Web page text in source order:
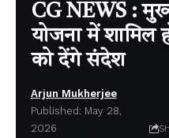
CG NEWS :
योजना में शामिल
को देंगे संदेश
Arjun Mukherjee
Published: May 28,
2026